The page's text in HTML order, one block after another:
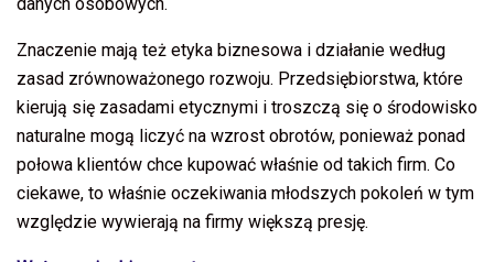
Znaczenie mają też etyka biznesowa i działanie według
zasad zrównoważonego rozwoju. Przedsiębiorstwa, które
kierują się zasadami etycznymi i troszczą się o środowisko
naturalne mogą liczyć na wzrost obrotów, ponieważ ponad
połowa klientów chce kupować właśnie od takich firm. Co
ciekawe, to właśnie oczekiwania młodszych pokoleń w tym
względzie wywierają na firmy większą presję.